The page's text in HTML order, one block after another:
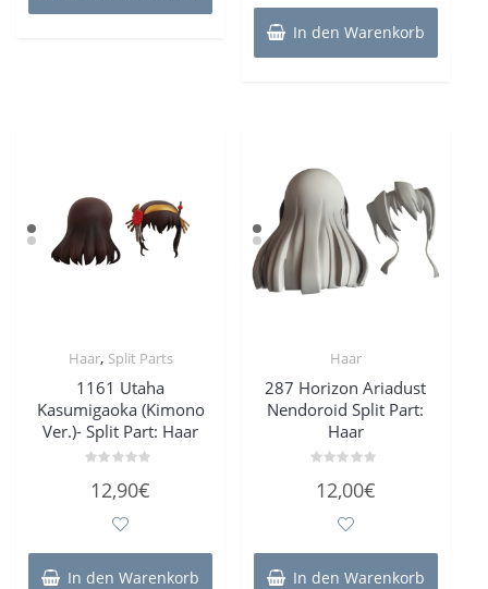
In den Warenkorb
Haar, Split Parts
1161 Utaha
Kasumigaoka (Kimono
Ver.)- Split Part: Haar
mit
12,90€
In den Warenkorb
Haar
287 Horizon Ariadust
Nendoroid Split Part:
Haar
mit
12,00€
In den Warenkorb